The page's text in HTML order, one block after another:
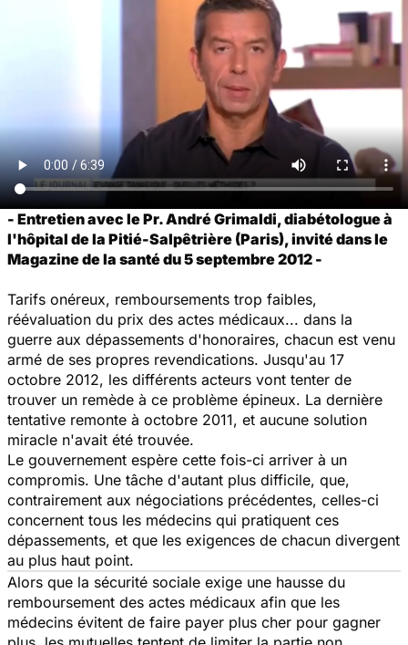
- Entretien avec le Pr. André Grimaldi, diabétologue à
l'hôpital de la Pitié-Salpêtrière (Paris), invité dans le
Magazine de la santé du 5 septembre 2012 -
Tarifs onéreux, remboursements trop faibles,
réévaluation du prix des actes médicaux... dans la
guerre aux dépassements d'honoraires, chacun est venu
armé de ses propres revendications. Jusqu'au 17
octobre 2012, les différents acteurs vont tenter de
trouver un remède à ce problème épineux. La dernière
tentative remonte à octobre 2011, et aucune solution
miracle n'avait été trouvée.
Le gouvernement espère cette fois-ci arriver à un
compromis. Une tâche d'autant plus difficile, que,
contrairement aux négociations précédentes, celles-ci
concernent tous les médecins qui pratiquent ces
dépassements, et que les exigences de chacun divergent
au plus haut point.
Alors que la sécurité sociale exige une hausse du
remboursement des actes médicaux afin que les
médecins évitent de faire payer plus cher pour gagner